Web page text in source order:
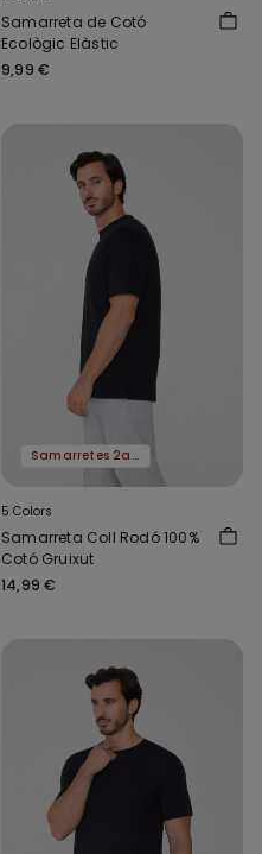
Samarreta de Cotó
Ecològic Elàstic
9,99 €
Samarretes 2a al -50%
5 Colors
Samarreta Coll Rodó 100%
Cotó Gruixut
14,99 €